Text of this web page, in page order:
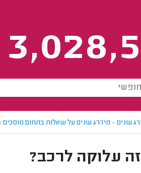
עונים> מידרג עונים על שאלות בתחום מוסכים
עלוקה לרכב?